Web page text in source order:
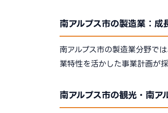
南アルプス市の製造業：成
南アルプス市の製造業分野で
業特性を活かした事業計画が
南アルプス市の観光・南ア